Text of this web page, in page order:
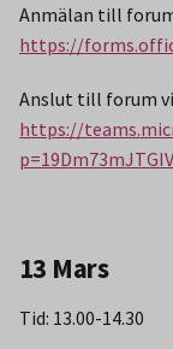
Anmälan till
https://
Anslut till forum
https://
13 Mars
Tid: 13.00-14.30